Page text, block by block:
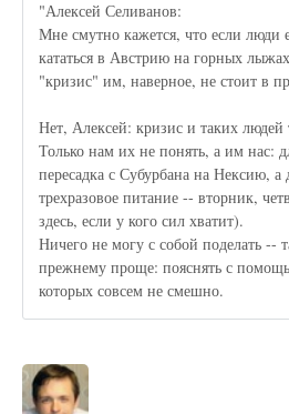
"Алексей Селиванов:
Мне смутно кажется, что если люди
кататься в Австрию на горных
"кризис" им, наверное, не стоит в
Нет, Алексей: кризис и таких людей
Только нам их не понять, а им нас:
пересадка с Субурбана на Нексию, а
трехразовое питание -- вторник,
здесь, если у кого сил хватит).
Ничего не могу с собой поделать --
прежнему проще: пояснять с
которых совсем не смешно.